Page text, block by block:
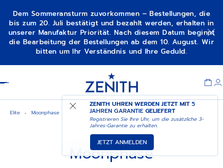
Dem Sommeransturm zuvorkommen – Bestellungen, die
bis zum 20. Juli bestätigt und bezahlt werden, erhalten in
unserer Manufaktur Priorität. Nach diesem Datum beginnt
die Bearbeitung der Bestellungen ab dem 10. August. Wir
bitten um Ihr Verständnis und Ihre Geduld.
ZENITH UHREN WERDEN JETZT MIT5
JAHREN GARANTIE GELIEFERT
Registrieren Sie Ihre Uhr, um die zusätzliche 3-
Jahres-Garantie zu erhalten.
JETZT ANMELDEN
Elite Moonphase
Moonphase